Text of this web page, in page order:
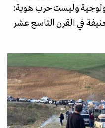
وليست حرب هوية:
في القرن التاسع عشر